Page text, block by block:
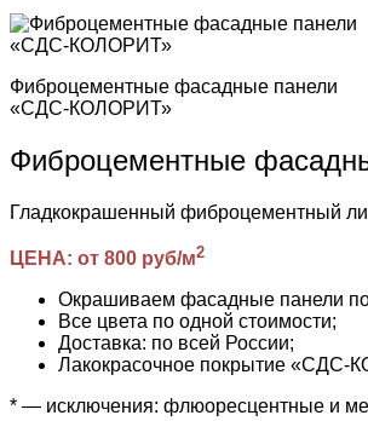
Фиброцементные фасадные панели
«СДС-КОЛОРИТ»
Фиброцементные
Гладкокрашенный фиброцементный
ЦЕНА: от 800 руб/м2
Окрашиваем фасадные панели
Все цвета по одной стоимости;
Доставка: по всей России;
Лакокрасочное покрытие «СДС-
* — исключения: флюоресцентные и